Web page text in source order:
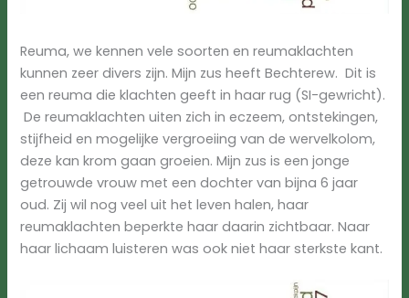
Reuma, we kennen vele soorten en reumaklachten
kunnen zeer divers zijn. Mijn zus heeft Bechterew. Dit is
een reuma die klachten geeft in haar rug (SI-gewricht).
De reumaklachten uiten zich in eczeem, ontstekingen,
stijfheid en mogelijke vergroeiing van de wervelkolom,
deze kan krom gaan groeien. Mijn zus is een jonge
getrouwde vrouw met een dochter van bijna 6 jaar
oud. Zij wil nog veel uit het leven halen, haar
reumaklachten beperkte haar daarin zichtbaar. Naar
haar lichaam luisteren was ook niet haar sterkste kant.